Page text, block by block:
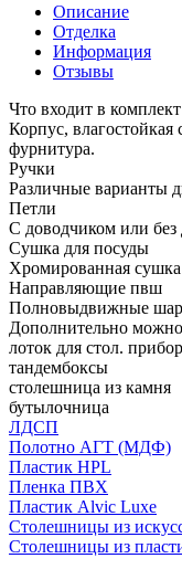
Описание
Отделка
Информация
Отзывы
Что входит в
Корпус, влагостойкая
фурнитура.
Ручки
Различные варианты
Петли
С доводчиком или
Сушка для посуды
Хромированная
Направляющие пвш
Полновыдвижные
Дополнительно
лоток для стол.
тандембоксы
столешница из камня
бутылочница
ЛДСП
Полотно АГТ (МДФ)
Пластик HPL
Пленка ПВХ
Пластик Alvic Luxe
Столешницы из
Столешницы из